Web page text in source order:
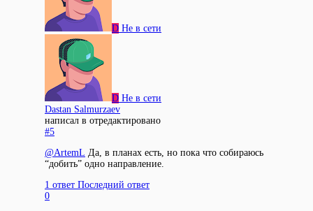
D Не в сети
D Не в сети
Dastan Salmurzaev
написал в отредактировано
#5
@ArtemL Да, в планах есть, но пока что собираюсь
“добить” одно направление.
1 ответ Последний ответ
0